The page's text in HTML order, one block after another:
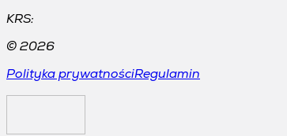
KRS:
© 2026
Polityka prywatnościRegulamin